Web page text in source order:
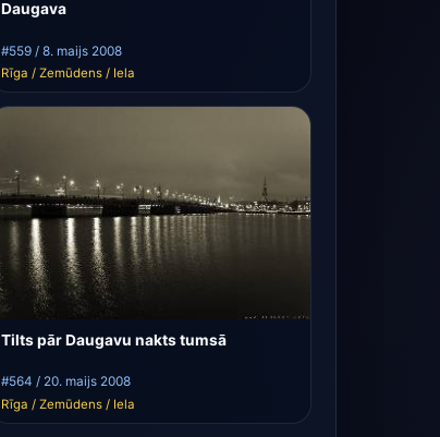
Daugava
#559 / 8. maijs 2008
Rīga / Zemūdens / Iela
Tilts pār Daugavu nakts tumsā
#564 / 20. maijs 2008
Rīga / Zemūdens / Iela